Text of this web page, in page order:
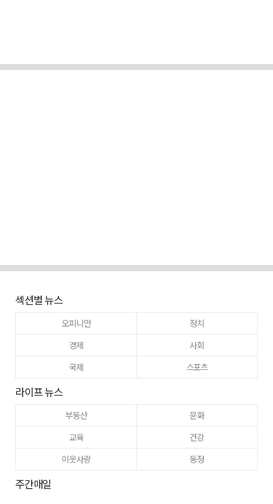
섹션별 뉴스
오피니언
정치
경제
사회
국제
스포츠
라이프 뉴스
부동산
문화
교육
건강
이웃사랑
동정
주간매일